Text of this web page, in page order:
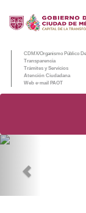
CDMX/Organismo Público
Transparencia
Trámites y Servicios
Atención Ciudadana
Web e-mail PAOT